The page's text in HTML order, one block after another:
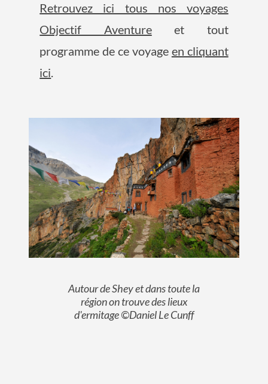
Retrouvez ici tous nos voyages
Objectif Aventureet tout
programme de ce voyage en cliquant
ici.
Autour de Shey et dans toute la
région on trouve des lieux
d'ermitage ©Daniel Le Cunff